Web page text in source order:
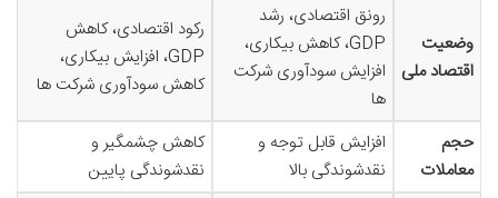
وضعیت
اقتصاد ملی
رونق اقتصادی، رشد
GDP، کاهش بیکاری،
افزایش سودآوری شرکت
ها
رکود اقتصادی، کاهش
GDP، افزایش بیکاری،
کاهش سودآوری شرکت ها
حجم
معاملات
افزایش قابل توجه و
نقدشوندگی بالا
کاهش چشمگیر و
نقدشوندگی پایین